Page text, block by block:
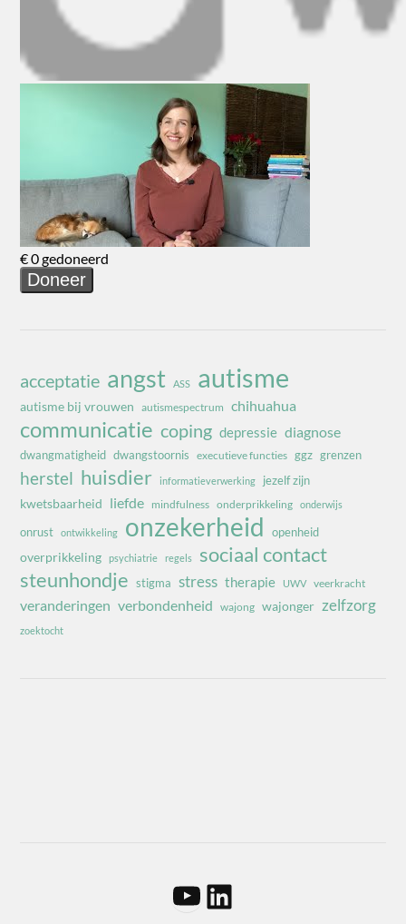
acceptatie angst ASS autisme
autisme bij vrouwen autismespectrum chihuahua
communicatie coping depressie diagnose
dwangmatigheid dwangstoornis executieve functies ggz grenzen
herstel huisdier informatieverwerking jezelf zijn
kwetsbaarheid liefde mindfulness onderprikkeling onderwijs
onrust ontwikkeling onzekerheid openheid
overprikkeling psychiatrie regels
sociaal contact
steunhondje stigma stress therapie UWV veerkracht
veranderingen verbondenheid wajong wajonger zelfzorg
zoektocht